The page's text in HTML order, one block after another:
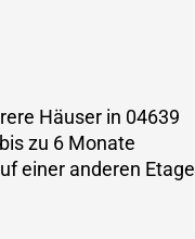
Häuser in 04639
zu 6 Monate
einer anderen Etage